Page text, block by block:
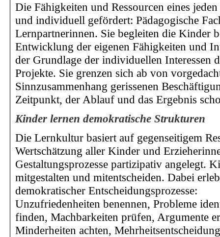
Die Fähigkeiten und Ressourcen eines
und individuell gefördert: Pädagogische
Lernpartnerinnen. Sie begleiten die Kinder
Entwicklung der eigenen Fähigkeiten und
der Grundlage der individuellen Interessen
Projekte. Sie grenzen sich ab von
Sinnzusammenhang gerissenen
Zeitpunkt, der Ablauf und das Ergebnis
Kinder lernen demokratische Strukturen
Die Lernkultur basiert auf gegenseitigem
Wertschätzung aller Kinder und
Gestaltungsprozesse partizipativ angelegt.
mitgestalten und mitentscheiden. Dabei
demokratischer Entscheidungsprozesse:
Unzufriedenheiten benennen, Probleme
finden, Machbarkeiten prüfen, Argumente
Minderheiten achten,